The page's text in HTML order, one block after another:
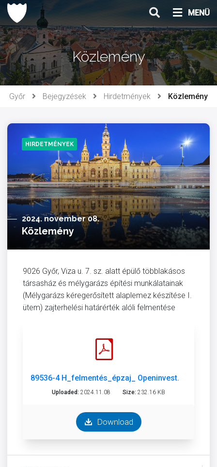
Ugrás
tartalomhoz
MENÜ
Közlemény
Győr Bejegyzések Hirdetmények Közlemény
HIRDETMÉNYEK
2024. november 08.
Közlemény
9026 Győr, Viza u. 7. sz. alatt épülő többlakásos
társasház és mélygarázs építési munkálatainak
(Mélygarázs kéregerősített alaplemez készítése I.
ütem) zajterhelési határérték alóli felmentése
89536-4 H_felmentés_épzaj_ Openinvest.pdf
Uploaded: 2024.11.08 Size: 232.16 KB
Download